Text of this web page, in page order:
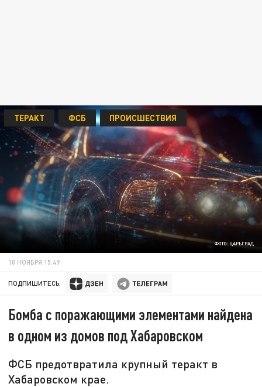
ФОТО: ЦАРЬГРАД
ТЕРАКТ ФСБ ПРОИСШЕСТВИЯ
10 НОЯБРЯ 15:49
ПОДПИШИТЕСЬ:
Бомба с поражающими элементами найдена
в одном из домов под Хабаровском
ФСБ предотвратила крупный теракт в
Хабаровском крае.